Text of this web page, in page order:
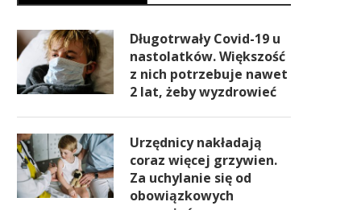
Długotrwały Covid-19 u
nastolatków. Większość
z nich potrzebuje nawet
2 lat, żeby wyzdrowieć
Urzędnicy nakładają
coraz więcej grzywien.
Za uchylanie się od
obowiązkowych